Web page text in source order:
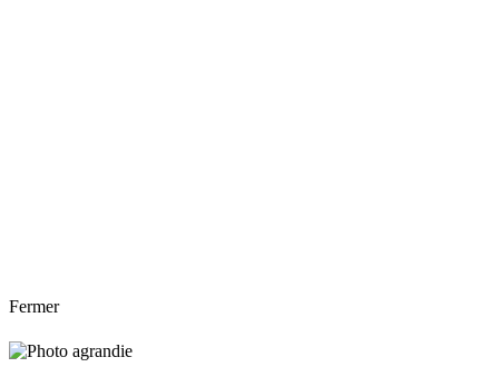
Fermer